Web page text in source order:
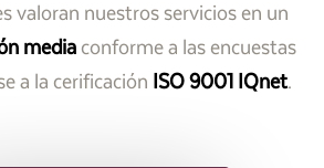
valoran nuestros servicios en un
mediaconforme a las encuestas
a la cerificación ISO 9001 IQnet.